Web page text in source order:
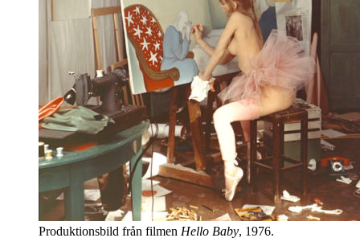
Produktionsbild från filmen Hello Baby, 1976.